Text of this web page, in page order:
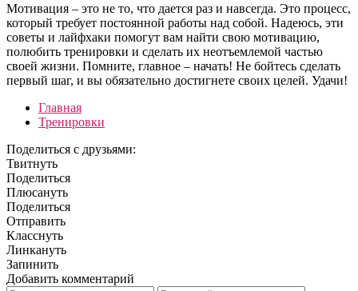
Мотивация – это не то, что дается раз и навсегда. Это процесс,
который требует постоянной работы над собой. Надеюсь, эти
советы и лайфхаки помогут вам найти свою мотивацию,
полюбить тренировки и сделать их неотъемлемой частью
своей жизни. Помните, главное – начать! Не бойтесь сделать
первый шаг, и вы обязательно достигнете своих целей. Удачи!
Главная
Тренировки
Поделиться с друзьями:
Твитнуть
Поделиться
Плюсануть
Поделиться
Отправить
Класснуть
Линкануть
Запинить
Добавить комментарий